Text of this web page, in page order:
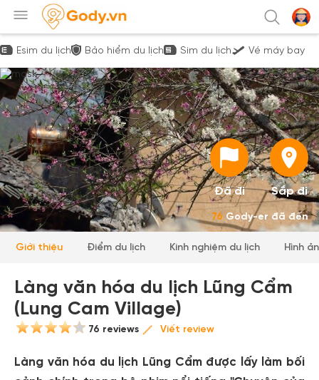
Esim du lịch Bảo hiểm du lịch Sim du lịch Vé máy bay
Đã đi Sắp đi
76 Gody-er đã đến
Giới thiệu Điểm du lịch Kinh nghiệm du lịch Hình
Làng văn hóa du lịch Lũng Cẩm
(Lung Cam Village)
76 reviews Viết review
Làng văn hóa du lịch Lũng Cẩm được lấy làm bối